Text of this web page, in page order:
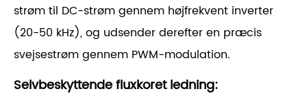
strøm til DC-strøm gennem højfrekvent inverter
(20-50 kHz), og udsender derefter en præcis
svejsestrøm gennem PWM-modulation.
Selvbeskyttende fluxkoret ledning: